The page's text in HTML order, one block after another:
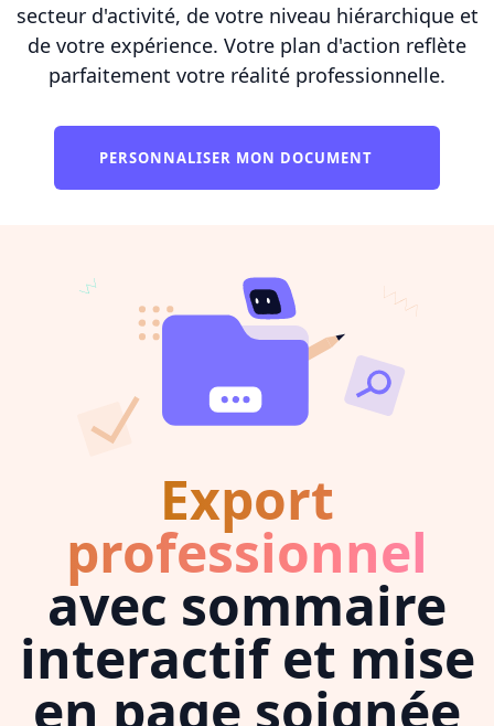
secteur d'activité, de votre niveau hiérarchique et
de votre expérience. Votre plan d'action reflète
parfaitement votre réalité professionnelle.
PERSONNALISER MON DOCUMENT
Export
professionnel
avec sommaire
interactif et mise
en page soignée